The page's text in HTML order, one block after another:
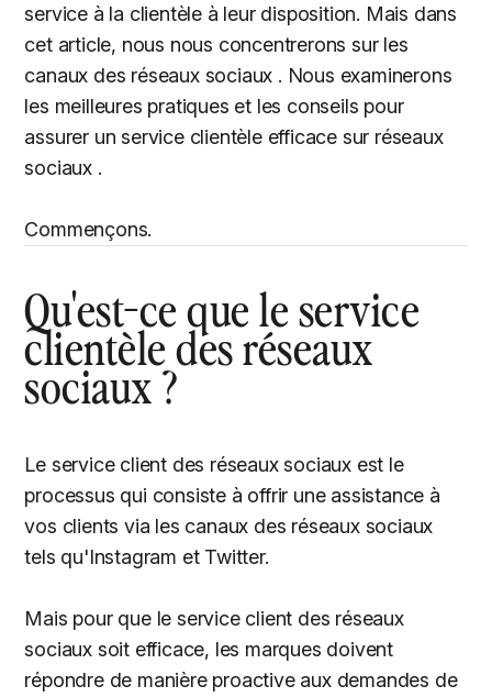
service à la clientèle à leur disposition. Mais dans
cet article, nous nous concentrerons sur les
canaux des réseaux sociaux . Nous examinerons
les meilleures pratiques et les conseils pour
assurer un service clientèle efficace sur réseaux
sociaux .
Commençons.
Qu'est-ce que le service
clientèle des réseaux
sociaux ?
Le service client des réseaux sociaux est le
processus qui consiste à offrir une assistance à
vos clients via les canaux des réseaux sociaux
tels qu'Instagram et Twitter.
Mais pour que le service client des réseaux
sociaux soit efficace, les marques doivent
répondre de manière proactive aux demandes de